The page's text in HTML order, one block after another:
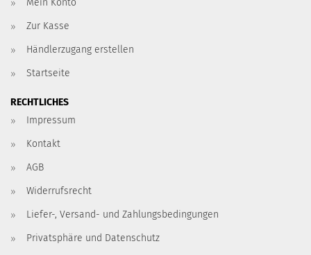
Mein Konto
Zur Kasse
Händlerzugang erstellen
Startseite
RECHTLICHES
Impressum
Kontakt
AGB
Widerrufsrecht
Liefer-, Versand- und Zahlungsbedingungen
Privatsphäre und Datenschutz